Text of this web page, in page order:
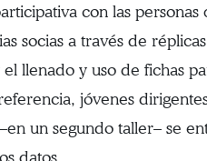
con las personas
socias a través de
el llenado y uso de fichas
jóvenes
un segundo taller– se
datos